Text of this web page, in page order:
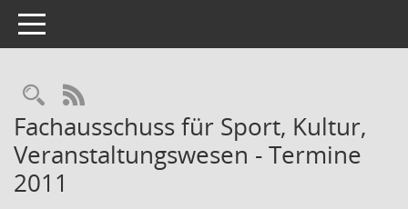
Toggle navigation
Rechercheauswahl
RSS-Feed
Fachausschuss für Sport, Kultur,
Veranstaltungswesen - Termine
2011